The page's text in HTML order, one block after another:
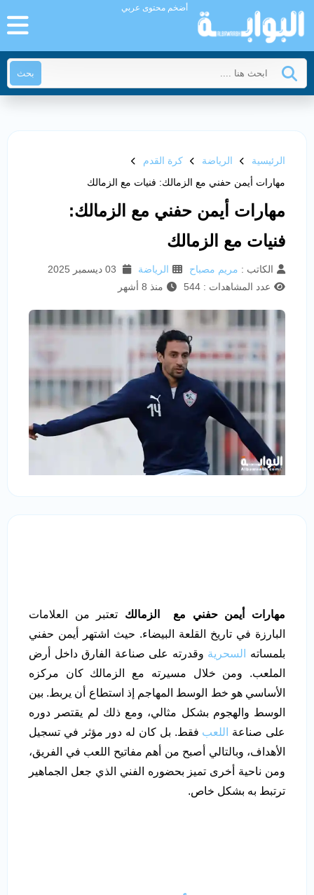
أضخم محتوى عربي
بحث
الرئيسية الرياضة
كرة القدم
مهارات أيمن حفني مع الزمالك: فنيات مع الزمالك
مهارات أيمن حفني مع الزمالك:
فنيات مع الزمالك
الكاتب : مريم مصباح الرياضة
عدد المشاهدات : 544
منذ 8 أشهر
مهارات أيمن حفني مع الزمالك تعتبر من العلامات
البارزة في تاريخ القلعة البيضاء. حيث اشتهر أيمن حفني
بلمساته
السحرية وقدرته على صناعة الفارق داخل أرض
الملعب. ومن خلال مسيرته مع الزمالك كان مركزه
الأساسي هو خط الوسط المهاجم إذ استطاع أن يربط. بين
الوسط والهجوم بشكل مثالي، ومع ذلك لم يقتصر دوره
على صناعة
اللعب فقط. بل كان له دور مؤثر في تسجيل
الأهداف، وبالتالي أصبح من أهم مفاتيح اللعب في الفريق،
ومن ناحية أخرى تميز بحضوره الفني الذي جعل الجماهير
ترتبط به بشكل خاص.